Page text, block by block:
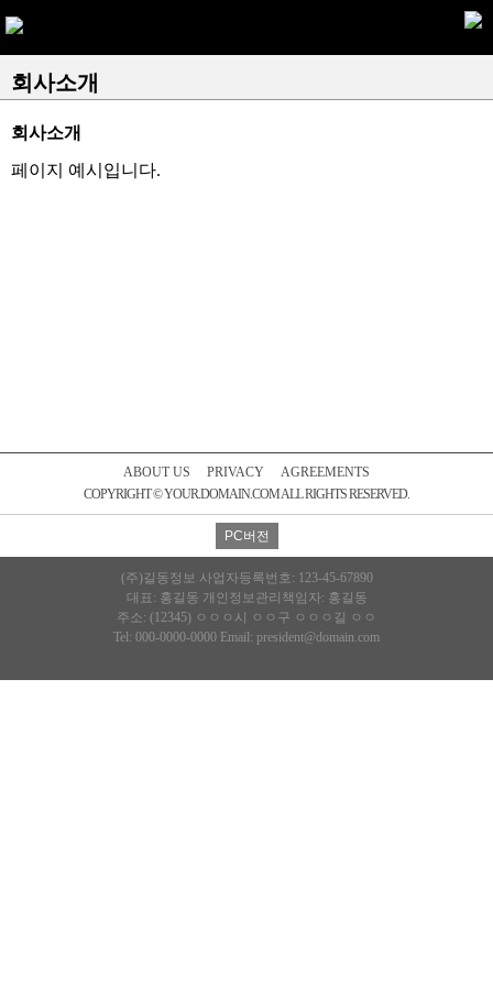
회사소개
회사소개
페이지 예시입니다.
ABOUT US PRIVACY
AGREEMENTS
COPYRIGHT © YOUR.DOMAIN.COM ALL RIGHTS RESERVED.
(주)길동정보 사업자등록번호: 123-45-67890
대표: 홍길동 개인정보관리책임자: 홍길동
주소: (12345) ㅇㅇㅇ시 ㅇㅇ구 ㅇㅇㅇ길 ㅇㅇ
Tel: 000-0000-0000 Email: president@domain.com